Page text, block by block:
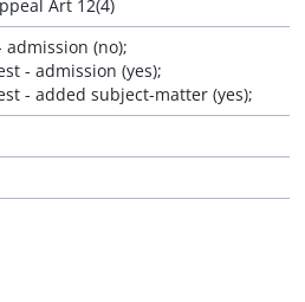
Art 12(4)
(no);
- admission (yes);
- added subject-matter (yes);